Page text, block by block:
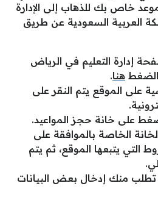
خاص بك للذهاب إلى الإدارة
العربية السعودية عن طريق
إدارة التعليم في الرياض
هنا.
على الموقع يتم النقر على
على خانة حجز المواعيد.
الخاصة بالموافقة على
التي يتبعها الموقع، ثم يتم
منك إدخال بعض البيانات